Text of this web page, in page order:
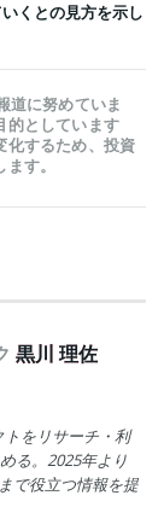
くとの見方を示し
道に努めていま
的としています
化するため、投資
す。
黒川 理佐
をリサーチ・利
る。2025年より
で役立つ情報を提